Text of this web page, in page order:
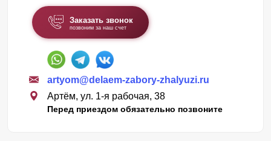
Заказать звонок
позвоним за наш счет
artyom@delaem-zabory-zhalyuzi.ru
Артём, ул. 1-я рабочая, 38
Перед приездом обязательно позвоните